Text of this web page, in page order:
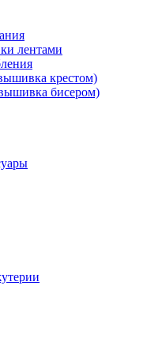
лентами
крестом)
бисером)